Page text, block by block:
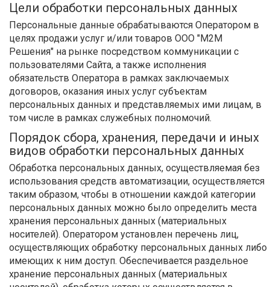
Цели обработки персональных данных
Персональные данные обрабатываются Оператором в
целях продажи услуг и/или товаров ООО "М2М
Решения" на рынке посредством коммуникации с
пользователями Сайта, а также исполнения
обязательств Оператора в рамках заключаемых
договоров, оказания иных услуг субъектам
персональных данных и представляемых ими лицам, в
том числе в рамках служебных полномочий.
Порядок сбора, хранения, передачи и иных
видов обработки персональных данных
Обработка персональных данных, осуществляемая без
использования средств автоматизации, осуществляется
таким образом, чтобы в отношении каждой категории
персональных данных можно было определить места
хранения персональных данных (материальных
носителей). Оператором установлен перечень лиц,
осуществляющих обработку персональных данных либо
имеющих к ним доступ. Обеспечивается раздельное
хранение персональных данных (материальных